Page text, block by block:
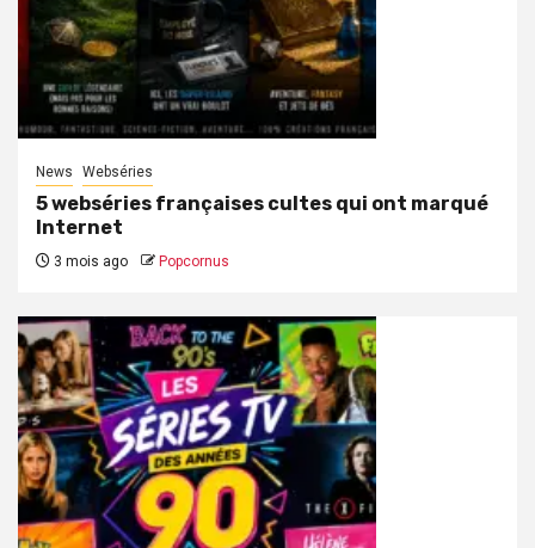
News Webséries
5 webséries françaises cultes qui ont marqué
Internet
3 mois ago Popcornus